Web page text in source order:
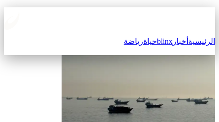
الرئيسيةأخبارblinxحياةرياضة